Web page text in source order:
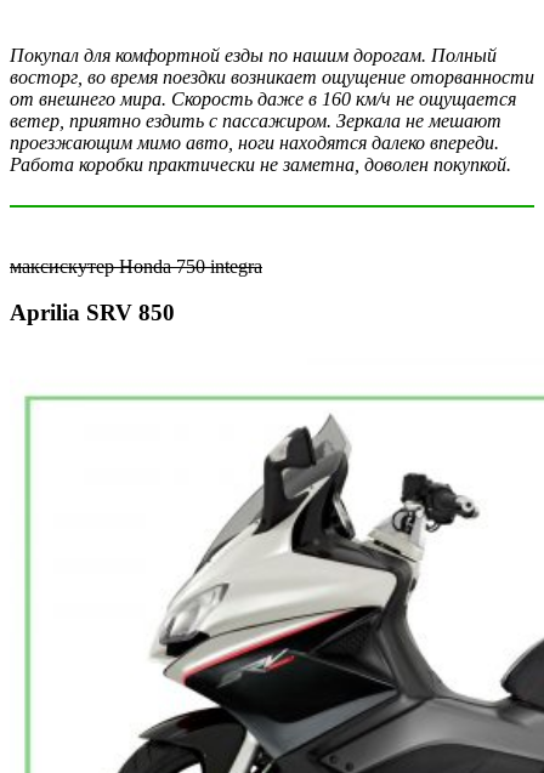
Покупал для комфортной езды по нашим дорогам. Полный
восторг, во время поездки возникает ощущение оторванности
от внешнего мира. Скорость даже в 160 км/ч не ощущается
ветер, приятно ездить с пассажиром. Зеркала не мешают
проезжающим мимо авто, ноги находятся далеко впереди.
Работа коробки практически не заметна, доволен покупкой.
максискутер Honda 750 integra
Aprilia SRV 850